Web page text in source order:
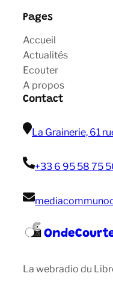
Pages
Accueil
Actualités
Ecouter
A propos
Contact
La Grainerie, 61
+33 6 95 58 75
La webradio du